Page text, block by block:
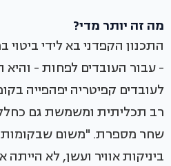
מה זה יותר מדי?
התכנון הקפדני בא לידי
- עבור העובדים לפחות - והיא
לעובדים קפיטריה יפהפייה
רב תכליתית ומשמשת גם
שחר מספרת. "משום
ביניקות אוויר ועשן, לא